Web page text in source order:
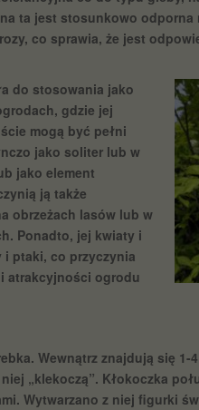
ta jest stosunkowo odporna
co sprawia, że jest
do stosowania jako
gdzie jej
mogą być pełni
jako soliter lub w
jako element
ją także
obrzeżach lasów lub w
Ponadto, jej kwiaty i
i ptaki, co przyczynia
atrakcyjności ogrodu
Wewnątrz znajdują się
„klekoczą”. Kłokoczka
Wytwarzano z niej figurki